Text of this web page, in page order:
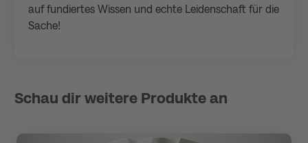
auf fundiertes Wissen und echte Leidenschaft für die
Sache!
Schau dir weitere Produkte an